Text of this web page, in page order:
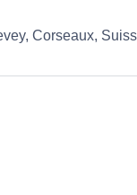
Corseaux,